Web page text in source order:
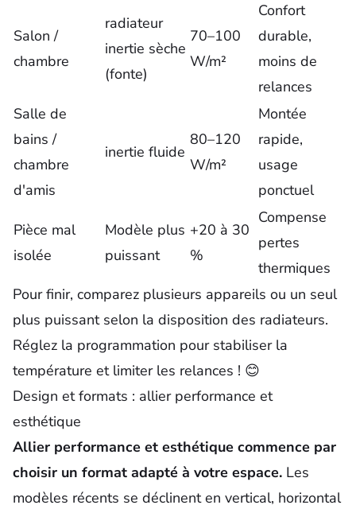
Salon /
chambre
radiateur
inertie sèche
(fonte)
70–100
W/m²
Confort
durable,
moins de
relances
Salle de
bains /
chambre
d'amis
inertie fluide
80–120
W/m²
Montée
rapide,
usage
ponctuel
Pièce mal
isolée
Modèle plus
puissant
+20 à 30
%
Compense
pertes
thermiques
Pour finir, comparez plusieurs appareils ou un seul
plus puissant selon la disposition des radiateurs.
Réglez la programmation pour stabiliser la
température et limiter les relances ! 😊
Design et formats : allier performance et
esthétique
Allier performance et esthétique commence par
choisir un format adapté à votre espace. Les
modèles récents se déclinent en vertical, horizontal